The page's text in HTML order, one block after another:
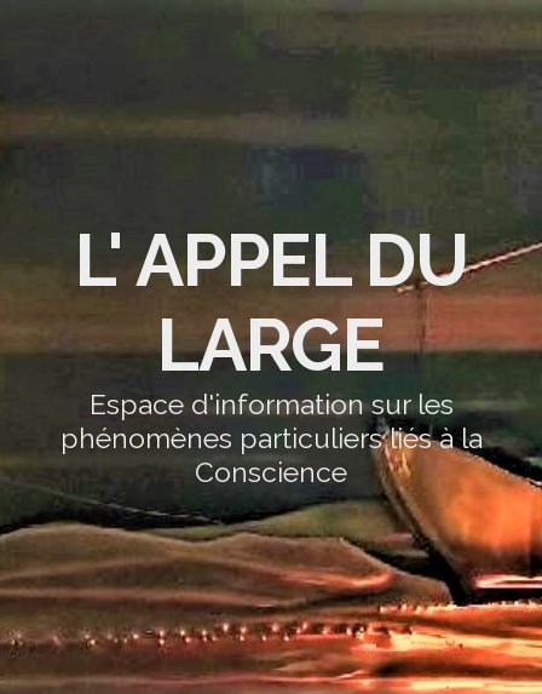
L' APPEL DU
LARGE
Espace d'information sur les
phénomènes particuliers liés à la
Conscience